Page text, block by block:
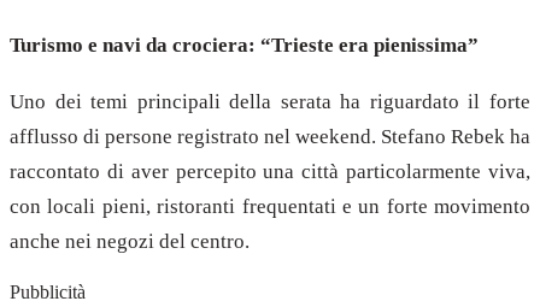
Turismo e navi da crociera: “Trieste era pienissima”
Uno dei temi principali della serata ha riguardato il forte
afflusso di persone registrato nel weekend. Stefano Rebek ha
raccontato di aver percepito una città particolarmente viva,
con locali pieni, ristoranti frequentati e un forte movimento
anche nei negozi del centro.
Pubblicità